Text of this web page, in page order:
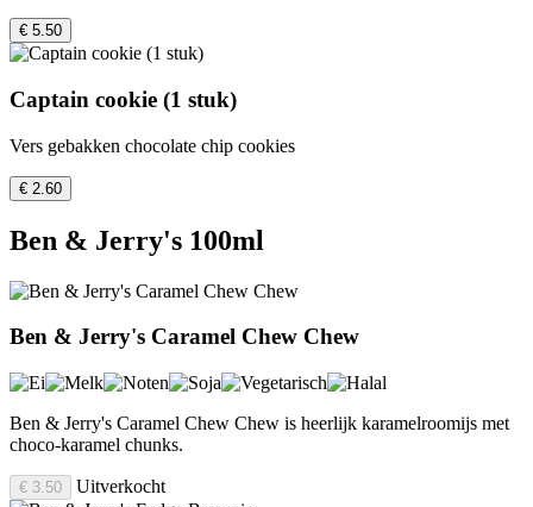
€ 5.50
Captain cookie (1 stuk)
Vers gebakken chocolate chip cookies
€ 2.60
Ben & Jerry's 100ml
Ben & Jerry's Caramel Chew Chew
Ben & Jerry's Caramel Chew Chew is heerlijk karamelroomijs met
choco-karamel chunks.
€ 3.50 Uitverkocht